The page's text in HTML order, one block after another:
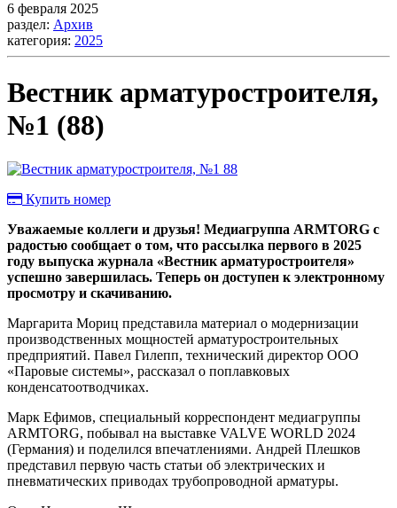
6 февраля 2025
раздел: Архив
категория: 2025
Вестник арматуростроителя,
№1 (88)
Купить номер
Уважаемые коллеги и друзья! Медиагруппа ARMTORG с
радостью сообщает о том, что рассылка первого в 2025
году выпуска журнала «Вестник арматуростроителя»
успешно завершилась. Теперь он доступен к электронному
просмотру и скачиванию.
Маргарита Мориц представила материал о модернизации
производственных мощностей арматуростроительных
предприятий. Павел Гилепп, технический директор ООО
«Паровые системы», рассказал о поплавковых
конденсатоотводчиках.
Марк Ефимов, специальный корреспондент медиагруппы
ARMTORG, побывал на выставке VALVE WORLD 2024
(Германия) и поделился впечатлениями. Андрей Плешков
представил первую часть статьи об электрических и
пневматических приводах трубопроводной арматуры.